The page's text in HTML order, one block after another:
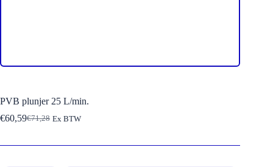
PVB plunjer 25 L/min.
€71,28
Oorspronkelijke
was:
€60,59Huidige
is:
Ex BTW